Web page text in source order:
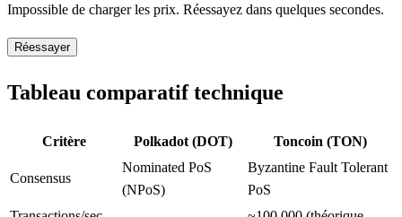
Impossible de charger les prix. Réessayez dans quelques secondes.
Réessayer
Tableau comparatif technique
Critère Polkadot (DOT) Toncoin (TON)
Consensus
Nominated PoS
(NPoS)
Byzantine Fault Tolerant
PoS